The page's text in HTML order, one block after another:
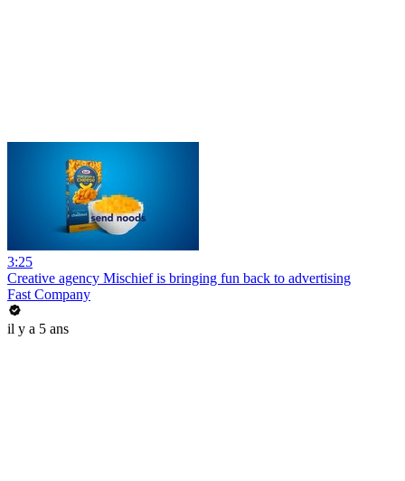
3:25
Creative agency Mischief is bringing fun back to advertising
Fast Company
il y a 5 ans